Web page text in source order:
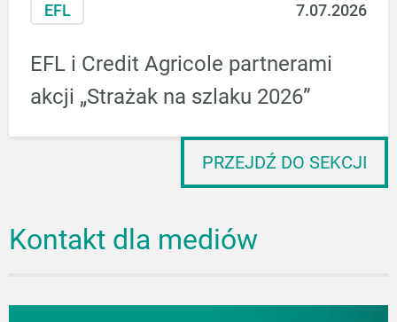
EFL 7.07.2026
EFL i Credit Agricole partnerami
akcji „Strażak na szlaku 2026”
PRZEJDŹ DO SEKCJI
Kontakt dla mediów